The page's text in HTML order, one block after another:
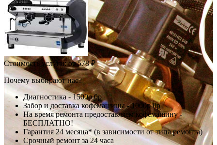
Стоимость услуги:от 578 ₽
Почему выбирают нас?
Диагностика -1500р0р
Забор и доставка кофемашины -1000р0р
На время ремонта предоставляем кофемашину -
БЕСПЛАТНО!
Гарантия 24 месяца* (в зависимости от типа ремонта)
Срочный ремонт за 24 часа